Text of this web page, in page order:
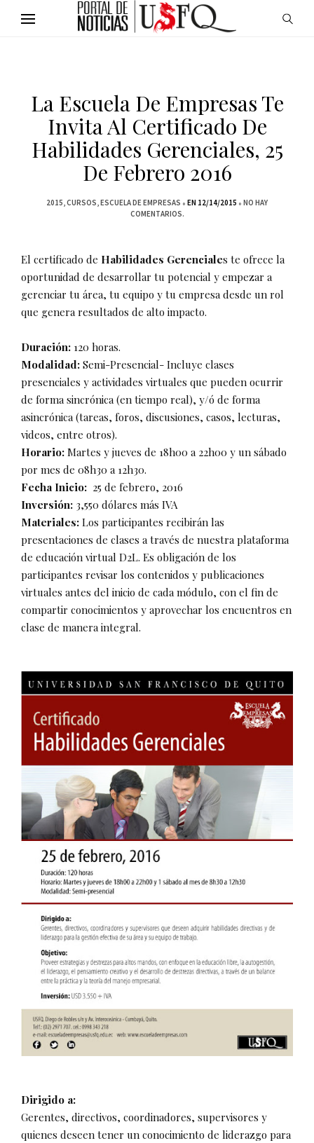
La Escuela De Empresas Te
Invita Al Certificado De
Habilidades Gerenciales, 25
De Febrero 2016
2015 CURSOS ESCUELA DE EMPRESAS EN 12/14/2015
NO HAY
COMENTARIOS.
El certificado de Habilidades Gerenciales te ofrece la
oportunidad de desarrollar tu potencial y empezar a
gerenciar tu área, tu equipo y tu empresa desde un rol
que genera resultados de alto impacto.
Duración: 120 horas.
Modalidad: Semi-Presencial- Incluye clases
presenciales y actividades virtuales que pueden ocurrir
de forma sincrónica (en tiempo real), y/ó de forma
asincrónica (tareas, foros, discusiones, casos, lecturas,
videos, entre otros).
Horario: Martes y jueves de 18h00 a 22h00 y un sábado
por mes de 08h30 a 12h30.
Fecha Inicio: 25 de febrero, 2016
Inversión: 3,550 dólares más IVA
Materiales: Los participantes recibirán las
presentaciones de clases a través de nuestra plataforma
de educación virtual D2L. Es obligación de los
participantes revisar los contenidos y publicaciones
virtuales antes del inicio de cada módulo, con el fin de
compartir conocimientos y aprovechar los encuentros en
clase de manera integral.
Dirigido a:
Gerentes, directivos, coordinadores, supervisores y
quienes deseen tener un conocimiento de liderazgo para